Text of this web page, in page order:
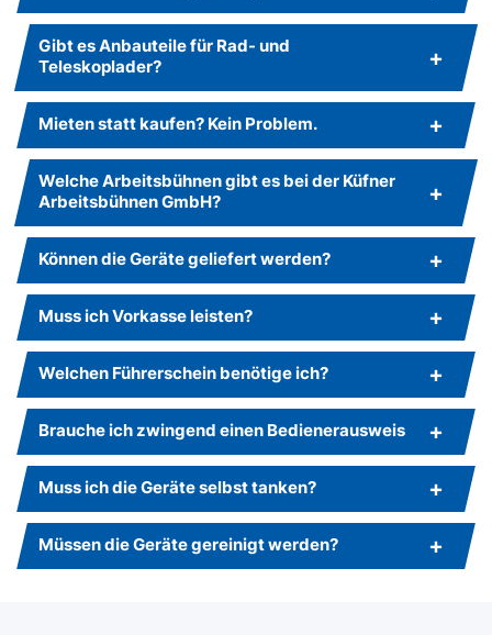
Gibt es Anbauteile für Rad- und
Teleskoplader?
Mieten statt kaufen? Kein Problem.
Welche Arbeitsbühnen gibt es bei der Küfner
Arbeitsbühnen GmbH?
Können die Geräte geliefert werden?
Muss ich Vorkasse leisten?
Welchen Führerschein benötige ich?
Brauche ich zwingend einen Bedienerausweis
Muss ich die Geräte selbst tanken?
Müssen die Geräte gereinigt werden?